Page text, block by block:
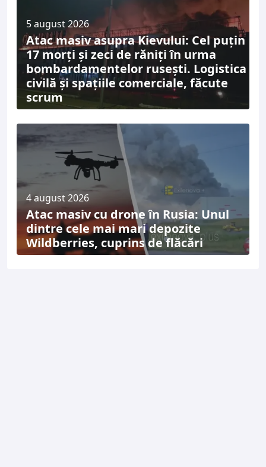
5 august 2026
Atac masiv asupra Kievului: Cel puțin
17 morți și zeci de răniți în urma
bombardamentelor rusești. Logistica
civilă și spațiile comerciale, făcute
scrum
4 august 2026
Atac masiv cu drone în Rusia: Unul
dintre cele mai mari depozite
Wildberries, cuprins de flăcări